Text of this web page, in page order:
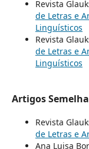
Revista
de Letras e
Linguísticos
Revista
de Letras e
Linguísticos
Artigos
Revista
de Letras e
Ana Luisa